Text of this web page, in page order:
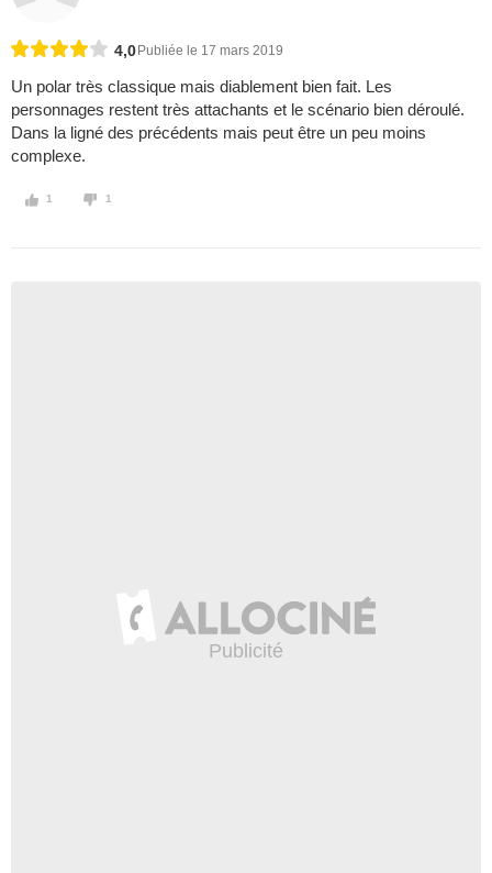
4,0 Publiée le 17 mars 2019
Un polar très classique mais diablement bien fait. Les
personnages restent très attachants et le scénario bien déroulé.
Dans la ligné des précédents mais peut être un peu moins
complexe.
1 1